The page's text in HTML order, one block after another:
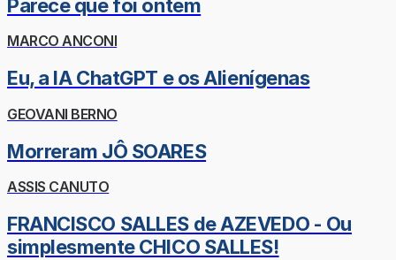
Parece que foi ontem
MARCO ANCONI
Eu, a IA ChatGPT e os Alienígenas
GEOVANI BERNO
Morreram JÔ SOARES
ASSIS CANUTO
FRANCISCO SALLES de AZEVEDO - Ou
simplesmente CHICO SALLES!